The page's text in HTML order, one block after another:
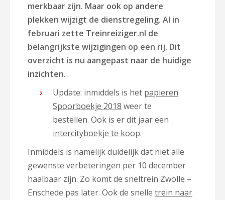
merkbaar zijn. Maar ook op andere
plekken wijzigt de dienstregeling. Al in
februari zette Treinreiziger.nl de
belangrijkste wijzigingen op een rij. Dit
overzicht is nu aangepast naar de huidige
inzichten.
Update: inmiddels is het papieren
Spoorboekje 2018 weer te
bestellen. Ook is er dit jaar een
intercityboekje te koop.
Inmiddels is namelijk duidelijk dat niet alle
gewenste verbeteringen per 10 december
haalbaar zijn. Zo komt de sneltrein Zwolle –
Enschede pas later. Ook de snelle trein naar